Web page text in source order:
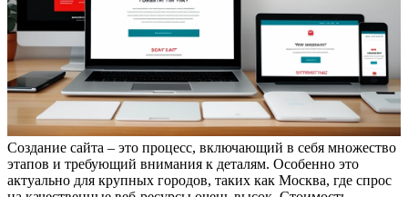
Создание сайта – это процесс, включающий в себя множество
этапов и требующий внимания к деталям. Особенно это
актуально для крупных городов, таких как Москва, где спрос